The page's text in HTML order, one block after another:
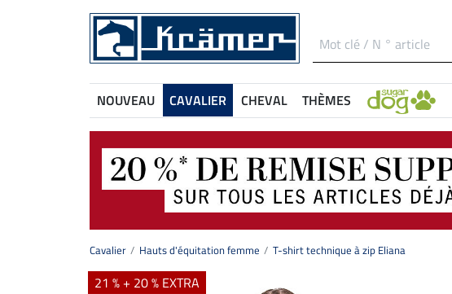
NOUVEAU CAVALIER CHEVAL THÈMES
Cavalier Hauts d'équitation femme T-shirt technique à zip Eliana
21 % + 20 % EXTRA